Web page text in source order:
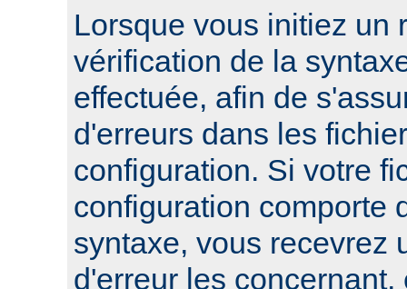
Lorsque vous initiez un
vérification de la
effectuée, afin de
d'erreurs dans les
configuration. Si votre
configuration comporte
syntaxe, vous recevrez
d'erreur les concernant,